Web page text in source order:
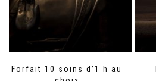
Forfait 10 soins d’1 h au